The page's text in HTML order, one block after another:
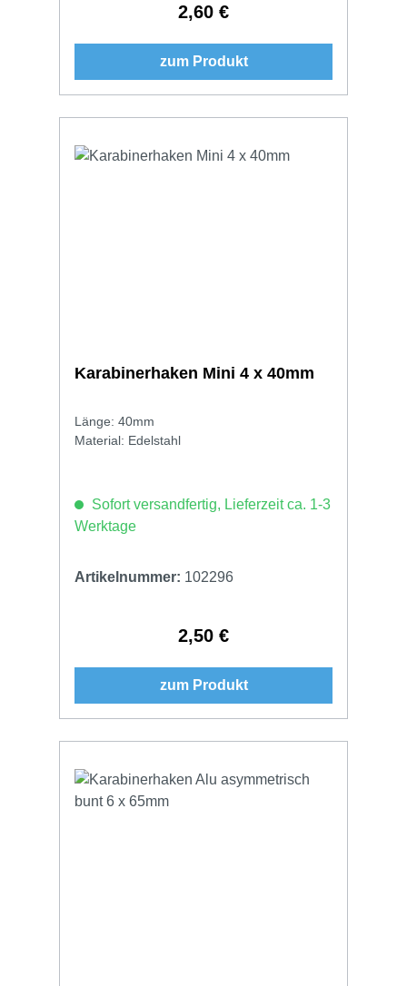
Regulärer Preis:
2,60 €
zum Produkt
Karabinerhaken Mini 4 x 40mm
Länge: 40mm
Material: Edelstahl
Sofort versandfertig, Lieferzeit ca. 1-3
Werktage
Artikelnummer: 102296
Regulärer Preis:
2,50 €
zum Produkt